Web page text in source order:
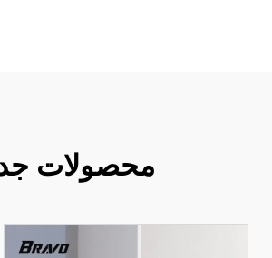
محصولات